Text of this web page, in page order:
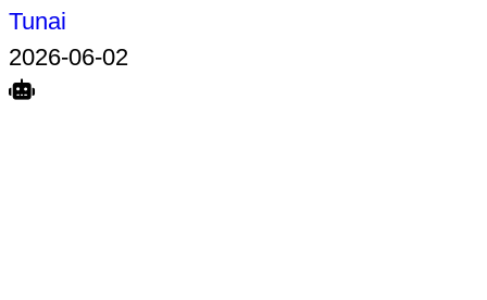
Tunai
2026-06-02